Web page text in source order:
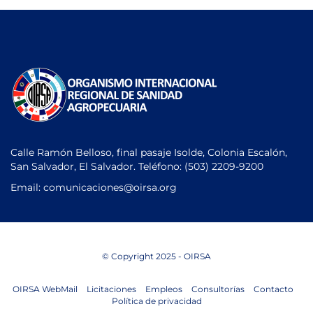
Calle Ramón Belloso, final pasaje Isolde, Colonia Escalón,
San Salvador, El Salvador. Teléfono: (503) 2209-9200
Email: comunicaciones@oirsa.org
© Copyright 2025 - OIRSA
OIRSA WebMail Licitaciones Empleos Consultorías
Contacto
Política de privacidad